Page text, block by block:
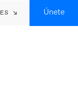
ES Únete